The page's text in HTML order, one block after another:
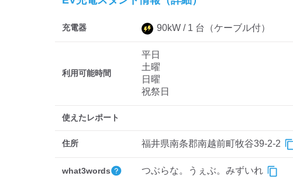
充電器 90kW / 1 台 （ケーブル付）
利用可能時間
平日
土曜
日曜
祝祭日
使えたレポート
住所 福井県南条郡南越前町牧谷39-2-2
what3words つぶらな。うぇぶ。みずいれ